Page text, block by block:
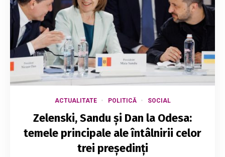
ACTUALITATE POLITICĂ SOCIAL
Zelenski, Sandu și Dan la Odesa:
temele principale ale întâlnirii celor
trei președinți